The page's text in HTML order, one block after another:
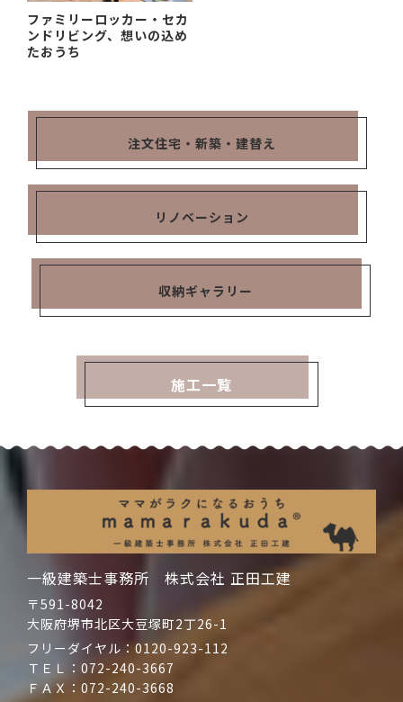
ファミリーロッカー・セカ
ンドリビング、想いの込め
たおうち
注文住宅・新築・建替え
リノベーション
収納ギャラリー
施工一覧
一級建築士事務所 株式会社 正田工建
〒591-8042
大阪府堺市北区大豆塚町2丁26-1
フリーダイヤル： 0120-923-112
ＴＥＬ： 072-240-3667
ＦＡＸ：072-240-3668